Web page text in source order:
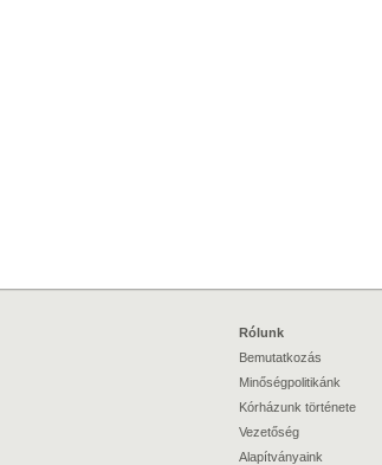
Rólunk
Bemutatkozás
Minőségpolitikánk
Kórházunk története
Vezetőség
Alapítványaink